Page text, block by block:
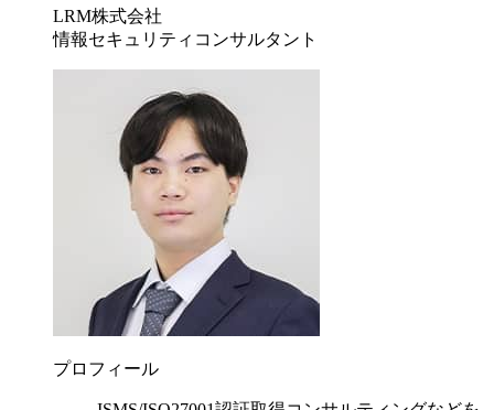
LRM株式会社
情報セキュリティコンサルタント
プロフィール